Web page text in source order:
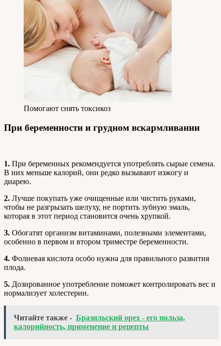
Помогают снять токсикоз
При беременности и грудном вскармливании
1. При беременных рекомендуется употреблять сырые семена.
В них меньше калорий, они редко вызывают изжогу и
диарею.
2. Лучше покупать уже очищенные или чистить руками,
чтобы не разгрызать шелуху, не портить зубную эмаль,
которая в этот период становится очень хрупкой.
3. Обогатят организм витаминами, полезными элементами,
особенно в первом и втором триместре беременности.
4. Фолиевая кислота особо нужна для правильного развития
плода.
5. Дозированное употребление поможет контролировать вес и
нормализует холестерин.
Читайте также - Бразильский орех - его польза,
калорийность, применение и рецепты